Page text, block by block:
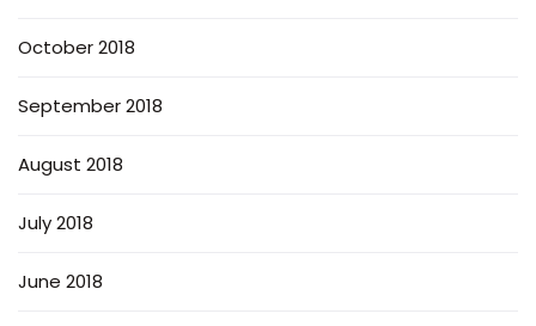
October 2018
September 2018
August 2018
July 2018
June 2018